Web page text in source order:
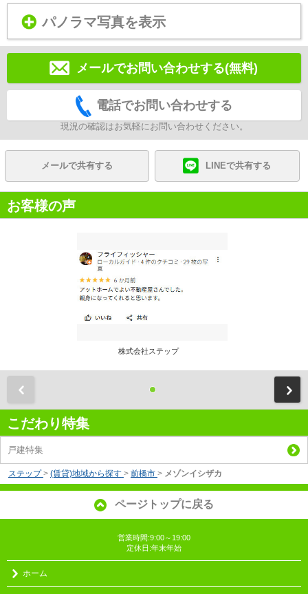
パノラマ写真を表示
メールでお問い合わせする(無料)
電話でお問い合わせする
現況の確認はお気軽にお問い合わせください。
メールで共有する LINEで共有する
お客様の声
株式会社ステップ
こだわり特集
戸建特集
ステップ > (賃貸)地域から探す > 前橋市 > メゾンイシザカ
ページトップに戻る
営業時間:9:00～19:00
定休日:年末年始
ホーム